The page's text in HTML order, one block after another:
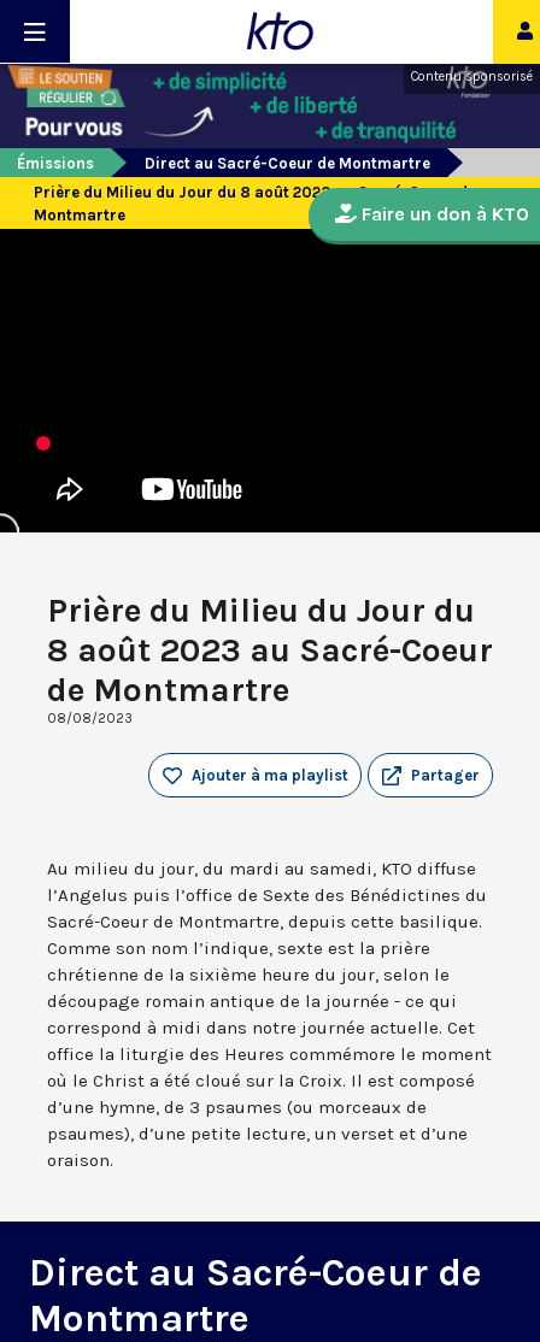
Contenu sponsorisé
Émissions
Direct au Sacré-Coeur de Montmartre
Prière du Milieu du Jour du 8 août 2023 au Sacré-Coeur de
Montmartre
Prière du Milieu du Jour du
8 août 2023 au Sacré-Coeur
de Montmartre
08/08/2023
Partager
Ajouter à ma playlist
Au milieu du jour, du mardi au samedi, KTO diffuse
l’Angelus puis l’office de Sexte des Bénédictines du
Sacré-Coeur de Montmartre, depuis cette basilique.
Comme son nom l’indique, sexte est la prière
chrétienne de la sixième heure du jour, selon le
découpage romain antique de la journée - ce qui
correspond à midi dans notre journée actuelle. Cet
office la liturgie des Heures commémore le moment
où le Christ a été cloué sur la Croix. Il est composé
d’une hymne, de 3 psaumes (ou morceaux de
psaumes), d’une petite lecture, un verset et d’une
oraison.
Direct au Sacré-Coeur de
Montmartre
Faire un don à KTO